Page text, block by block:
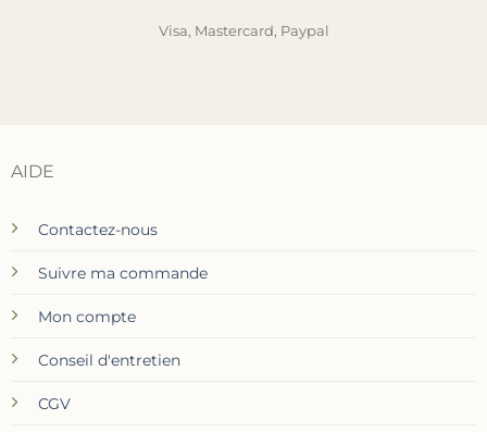
Visa, Mastercard, Paypal
AIDE
Contactez-nous
Suivre ma commande
Mon compte
Conseil d'entretien
CGV